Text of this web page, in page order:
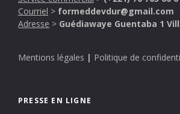
Courriel > formeddevdur@gmail.com
Adresse > Guédiawaye Guentaba 1
Mentions légales | Politique de
PRESSE EN LIGNE